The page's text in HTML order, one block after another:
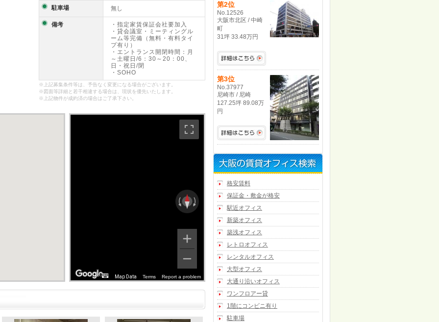
駐車場 無し
備考
・指定家賃保証会社要加入
・貸会議室・ミーティングル
ーム等完備（無料・有料タイ
プ有り）
・エントランス開閉時間：月
～土曜日/6：30～20：00、
日・祝日/閉
・SOHO
※上記募集条件等は、予告なく変更になる場合がございます。
※図面等詳細と若干相違する場合は、現状を優先いたします。
※上記物件が成約済の場合はご了承下さい。
Map Data Terms Report a problem
第2位
No.12526
大阪市北区 / 中崎
町
31坪 33.48万円
第3位
No.37977
尼崎市 / 尼崎
127.25坪 89.08万
円
格安賃料
保証金・敷金が格安
駅近オフィス
新築オフィス
築浅オフィス
レトロオフィス
レンタルオフィス
大型オフィス
大通り沿いオフィス
ワンフロアー貸
1階にコンビニ有り
駐車場